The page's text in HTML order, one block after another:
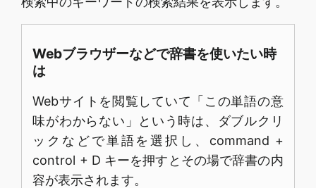
Webブラウザーなどで辞書を使いたい時
は
Webサイトを閲覧していて「この単語の意
味がわからない」という時は、ダブルクリ
ックなどで単語を選択し、command +
control + D キーを押すとその場で辞書の内
容が表示されます。